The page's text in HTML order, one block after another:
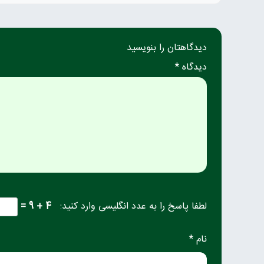
دیدگاهتان را بنویسید
دیدگاه *
لطفا پاسخ را به عدد انگلیسی وارد کنید: 4 + 9 =
نام *